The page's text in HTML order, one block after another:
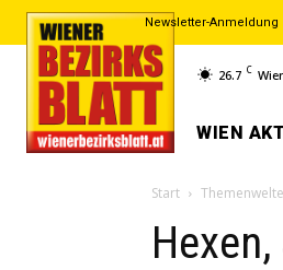
Newsletter-Anmeldung
26.7 C
WIEN
Start